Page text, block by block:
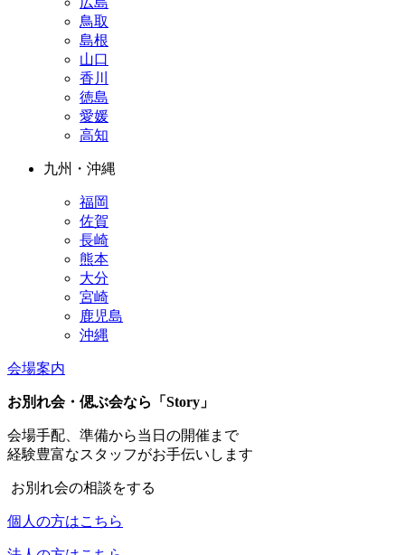
鳥取
島根
山口
香川
徳島
愛媛
高知
九州・沖縄
福岡
佐賀
長崎
熊本
大分
宮崎
鹿児島
沖縄
会場案内
お別れ会・偲ぶ会なら「Story」
会場手配、準備から当日の開催まで
経験豊富なスタッフがお手伝いします
お別れ会の相談をする
個人の方はこちら